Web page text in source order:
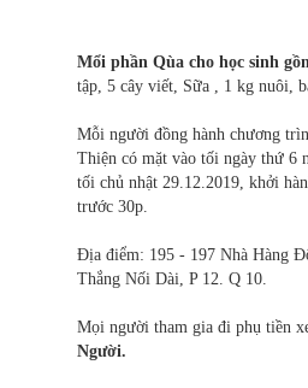
Mổi phần Qùa cho học sinh
tập, 5 cây viết, Sữa , 1 kg nuôi,
Mỗi người đồng hành chương
Thiện có mặt vào tối ngày thứ 6
tối chủ nhật 29.12.2019, khởi
trước 30p.
Địa điểm: 195 - 197 Nhà Hàng
Thắng Nối Dài, P 12. Q 10.
Mọi người tham gia đi phụ tiền
Người.